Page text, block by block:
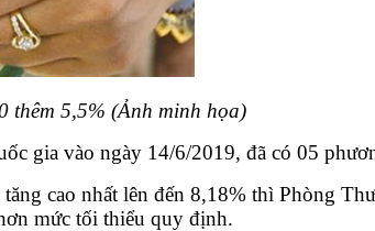
5,5% (Ảnh minh họa)
gia vào ngày 14/6/2019, đã có 05
cao nhất lên đến 8,18% thì Phòng
mức tối thiểu quy định.